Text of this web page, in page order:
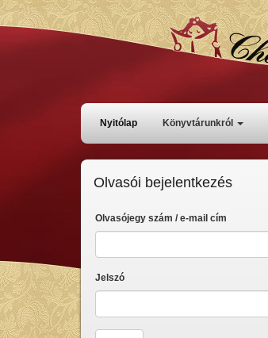
Ugrás
Főmenü
Nyitólap Könyvtárunkról
Olvasói bejelentkezés
Olvasójegy szám / e-mail cím
Jelszó